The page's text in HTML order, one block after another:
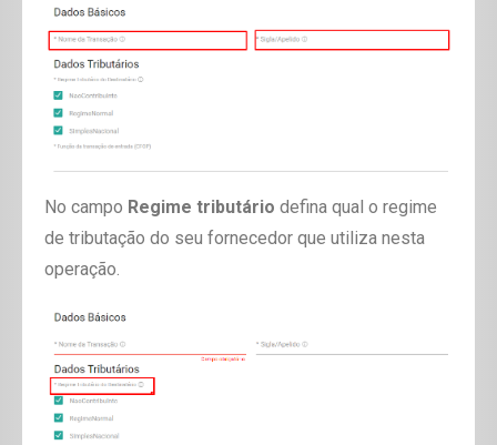
No campo Regime tributário defina qual o regime
de tributação do seu fornecedor que utiliza nesta
operação.